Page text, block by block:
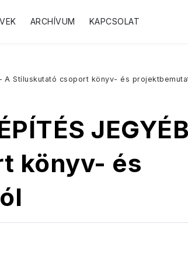
ARCHÍVUM KAPCSOLAT
– A Stíluskutató csoport könyv- és
könyv- és